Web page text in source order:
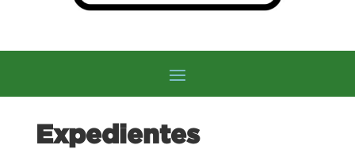
Expedientes